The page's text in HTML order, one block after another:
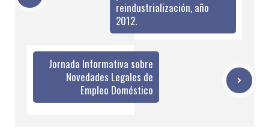
reindustrialización, año
2012.
Jornada Informativa sobre
Novedades Legales de
Empleo Doméstico